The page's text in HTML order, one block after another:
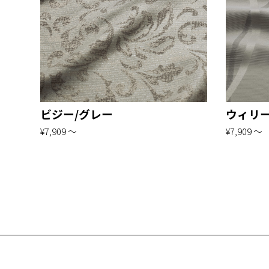
ビジー/グレー
¥7,909 〜
ウィリ
¥7,909 〜